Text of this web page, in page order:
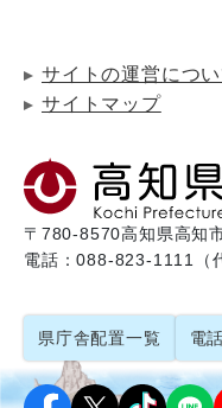
サイトの運営につい
サイトマップ
〒780-8570高知県高知
電話：088-823-1111（
県庁舎配置一覧 電